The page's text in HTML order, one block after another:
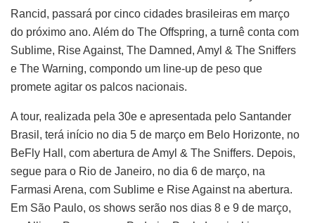
Rancid, passará por cinco cidades brasileiras em março
do próximo ano. Além do The Offspring, a turnê conta com
Sublime, Rise Against, The Damned, Amyl & The Sniffers
e The Warning, compondo um line-up de peso que
promete agitar os palcos nacionais.
A tour, realizada pela 30e e apresentada pelo Santander
Brasil, terá início no dia 5 de março em Belo Horizonte, no
BeFly Hall, com abertura de Amyl & The Sniffers. Depois,
segue para o Rio de Janeiro, no dia 6 de março, na
Farmasi Arena, com Sublime e Rise Against na abertura.
Em São Paulo, os shows serão nos dias 8 e 9 de março,